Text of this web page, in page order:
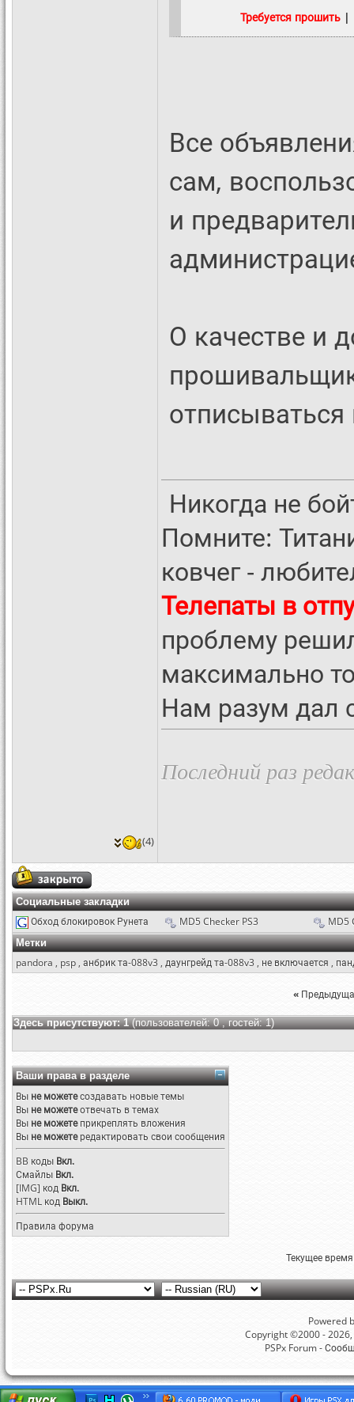
Требуется прошить|
Все
сам,
и
О качестве и
отписываться
Никогда не
Помните:
ковчег -
Телепаты в
проблему
максимально
Нам разум дал
Последний раз
(4)
Социальные закладки
Обход блокировок Рунета MD5 Checker PS3 MD5
Метки
pandora , psp , анбрик та-088v3 , даунгрейд та-088v3 , не включается ,
«
Здесь присутствуют: 1(пользователей: 0 , гостей: 1)
Ваши права в разделе
Вы не можетесоздавать новые темы
Вы не можетеотвечать в темах
Вы не можетеприкреплять вложения
Вы не можетередактировать свои сообщения
BB коды Вкл.
Смайлы Вкл.
[IMG] код Вкл.
HTML код Выкл.
Правила форума
Текущее
Powered
Copyright ©2000 -
PSPx Forum -